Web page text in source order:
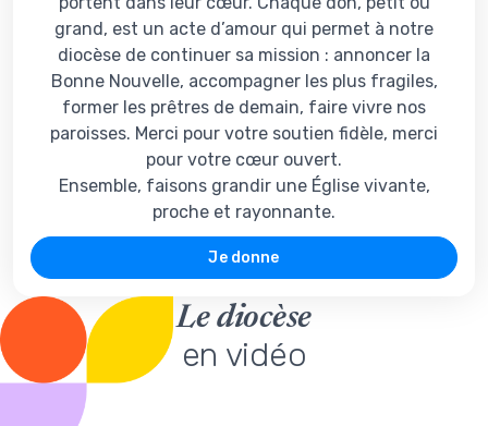
grand, est un acte d’amour qui permet à notre
diocèse de continuer sa mission : annoncer la
Bonne Nouvelle, accompagner les plus fragiles,
former les prêtres de demain, faire vivre nos
paroisses. Merci pour votre soutien fidèle, merci
pour votre cœur ouvert.
Ensemble, faisons grandir une Église vivante,
proche et rayonnante.
Je donne
Le diocèse
en vidéo